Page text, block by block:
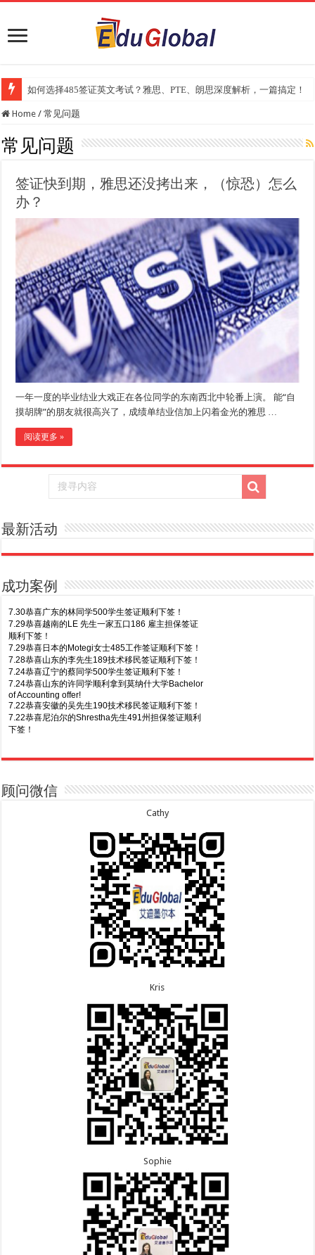
如何选择485签证英文考试？雅思、PTE、朗思深度解析，一篇搞定！
Home / 常见问题
常见问题
签证快到期，雅思还没拷出来，（惊恐）怎么
办？
一年一度的毕业结业大戏正在各位同学的东南西北中轮番上演。 能“自
摸胡牌”的朋友就很高兴了，成绩单结业信加上闪着金光的雅思 …
阅读更多 »
最新活动
成功案例
Business offer！
8.6恭喜江苏的谢先生600旅游签证顺利下签，三年多
8.5恭喜江苏的杨女士190技术移民签证顺利下签！
8.3恭喜黑龙江的刘女士864父母签证顺利下签！
8.3恭喜天津的陈同学和妈妈590+500学生签证顺利
7.30恭喜广东的林同学500学生签证顺利下签！
7.29恭喜越南的LE 先生一家五口186 雇主担保签证
顺利下签！
7.29恭喜日本的Motegi女士485工作签证顺利下签！
7.28恭喜山东的李先生189技术移民签证顺利下签！
7.24恭喜辽宁的蔡同学500学生签证顺利下签！
7.24恭喜山东的许同学顺利拿到莫纳什大学Bachelor
of Accounting offer!
7.22恭喜安徽的吴先生190技术移民签证顺利下签！
7.22恭喜尼泊尔的Shrestha先生491州担保签证顺利
下签！
签！
7.15恭喜江苏的曹同学500学生签证顺利下签！
7.13恭喜广东的邓同学500学生签证顺利下签！
7.9恭喜广东的喻同学500学生签证顺利下签！
7.8恭喜黑龙江的刘女士600旅游签证顺利下签，三年
7.7恭喜北京的王先生和孩子600旅游签证顺利下签，
顾问微信
Cathy
Kris
Sophie